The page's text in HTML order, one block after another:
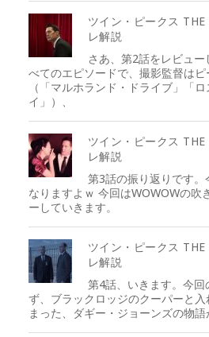
ツイン・ピークス
レ解説
さあ、第2話をレビュ
べてのエピソードで、撮影監督は
（「マルホランド・ドライブ」「
イ」）、
ツイン・ピークス
レ解説
第3話の振り返りです。
なりますよｗ 今回はWOWOWの吹
ーしていきます。
ツイン・ピークス
レ解説
第4話、いきます。今回
ず、ブラックロッジのクーパーと
まった、ダギー・ジョーンズの物語